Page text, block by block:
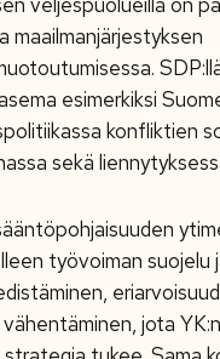
maailmanjärjestyksen
esimerkiksi
konfliktien
sekä
työvoiman suojelu
jota